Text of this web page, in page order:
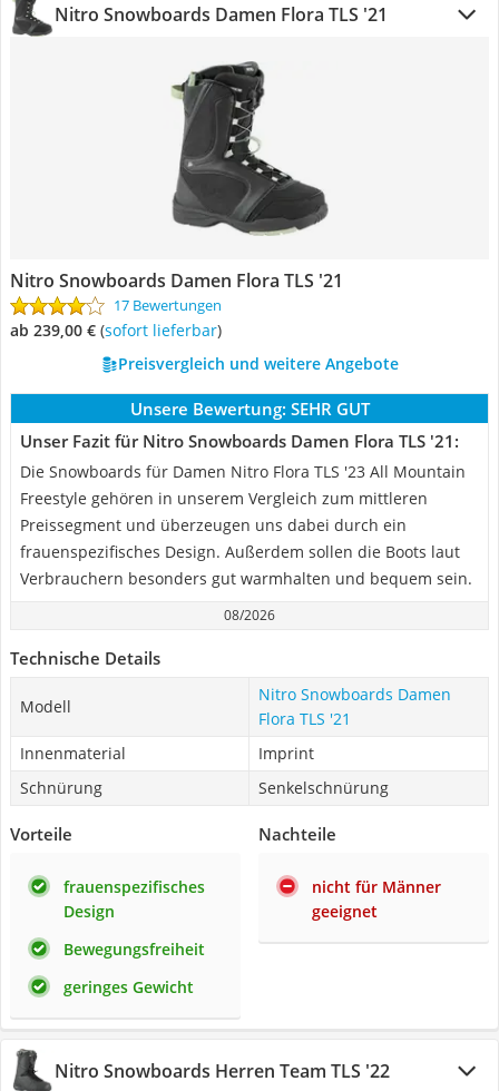
Nitro Snowboards Damen Flora TLS '21
Nitro Snowboards Damen Flora TLS '21
17 Bewertungen
ab 239,00 € ( Sofort lieferbar)
Preisvergleich und weitere Angebote
Unsere Bewertung: SEHR GUT
Unser Fazit für Nitro Snowboards Damen Flora TLS '21:
Die Snowboards für Damen Nitro Flora TLS '23 All Mountain
Freestyle gehören in unserem Vergleich zum mittleren
Preissegment und überzeugen uns dabei durch ein
frauenspezifisches Design. Außerdem sollen die Boots laut
Verbrauchern besonders gut warmhalten und bequem sein.
08/2026
Technische Details
Modell
Nitro Snowboards Damen
Flora TLS '21
Innenmaterial
Imprint
Schnürung
Senkelschnürung
Vorteile
frauenspezifisches
Design
Bewegungsfreiheit
geringes Gewicht
Nachteile
nicht für Männer
geeignet
Nitro Snowboards Herren Team TLS '22